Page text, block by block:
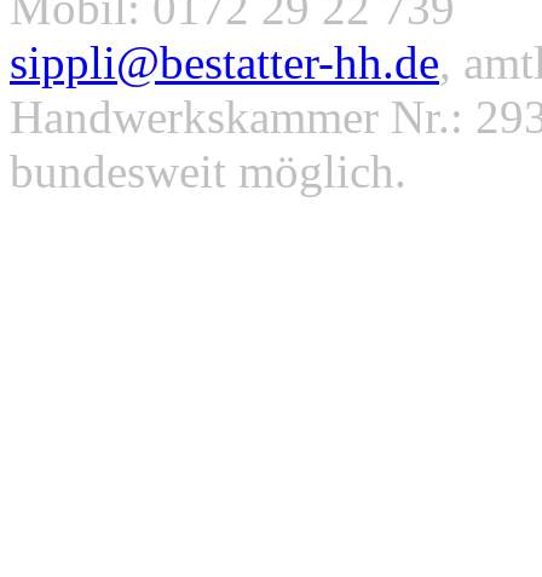
sippli@bestatter-hh.de,
Handwerkskammer Nr.:
bundesweit möglich.